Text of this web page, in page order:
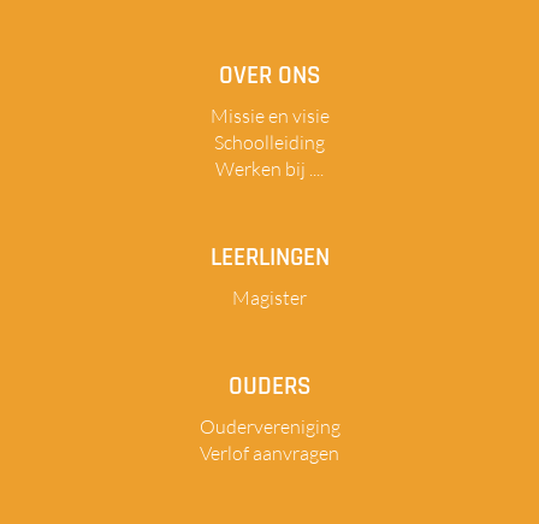
OVER ONS
Missie en visie
Schoolleiding
Werken bij ....
LEERLINGEN
Magister
OUDERS
Oudervereniging
Verlof aanvragen